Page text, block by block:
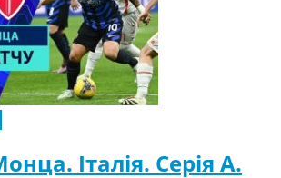
Італія. Серія A.